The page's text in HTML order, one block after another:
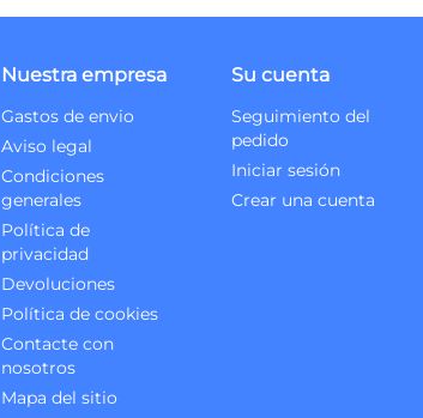
Nuestra empresa
Gastos de envio
Aviso legal
Condiciones
generales
Política de
privacidad
Devoluciones
Política de cookies
Contacte con
nosotros
Mapa del sitio
Su cuenta
Seguimiento del
pedido
Iniciar sesión
Crear una cuenta